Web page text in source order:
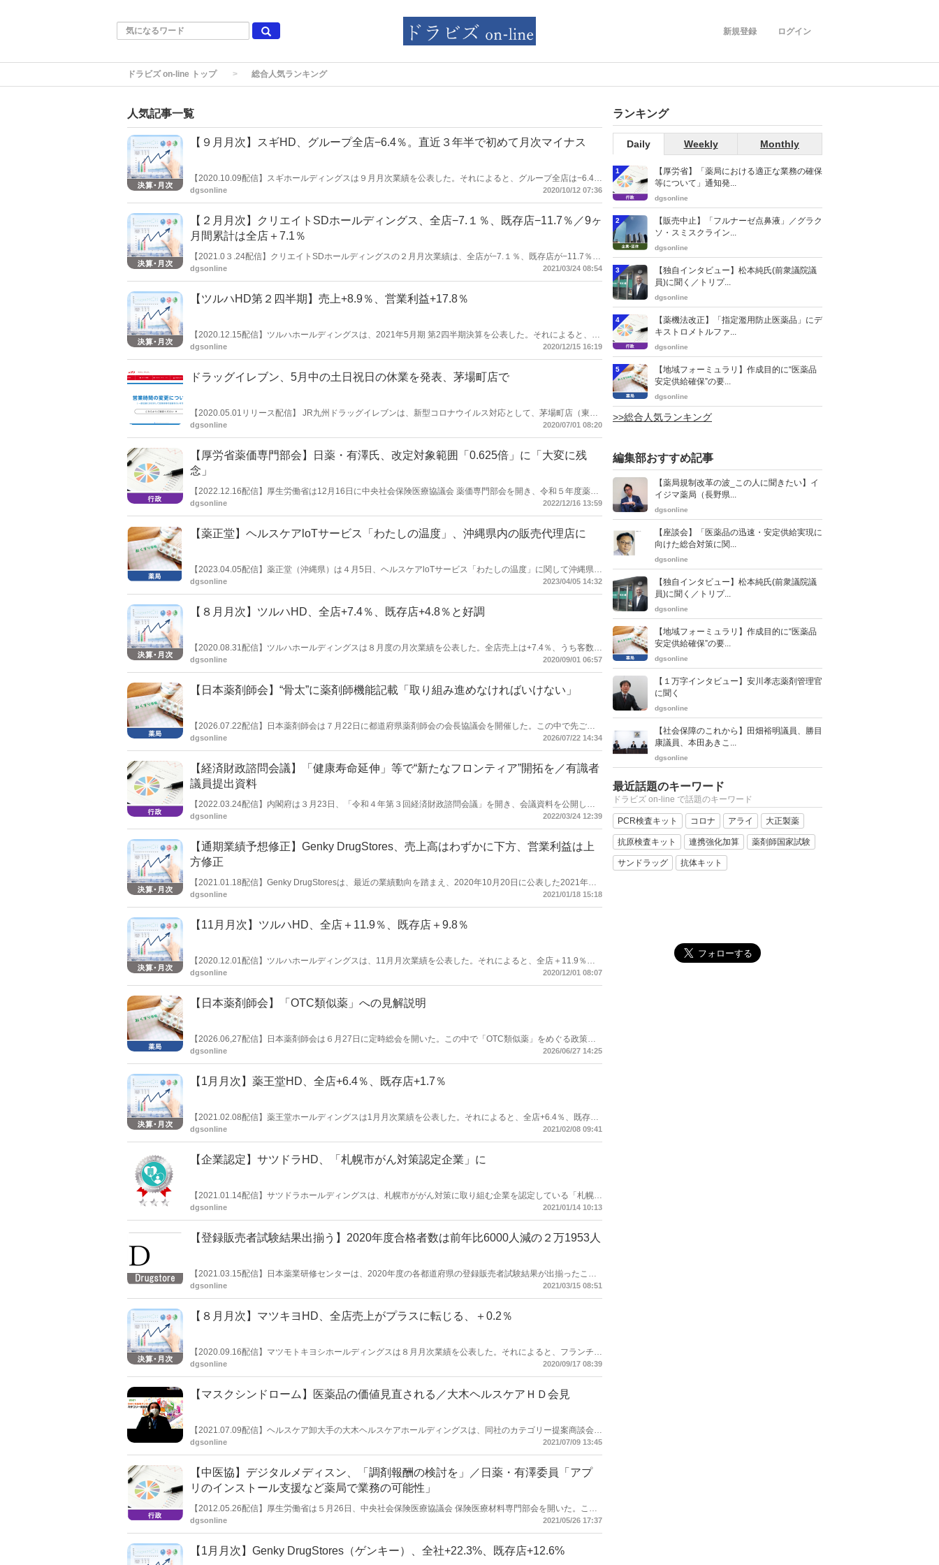
ログイン
新規登録
ドラビズ on-line トップ 総合人気ランキング
人気記事一覧
【９月月次】スギHD、グループ全店−6.4％。直近３年半で初めて月次マイナス
【2020.10.09配信】スギホールディングスは９月月次業績を公表した。それによると、グループ全店は−6.4％
とマイナスだった。月次業績公表が確認できる直近３年半で、グループ全店がマイナスになるのは初めて。そ
dgsonline 2020/10/12 07:36
【２月月次】クリエイトSDホールディングス、全店−7.１％、既存店−11.7％／9ヶ
月間累計は全店＋7.1％
【2021.0３.24配信】クリエイトSDホールディングスの２月月次業績は、全店が−7.１％、既存店が−11.7％だ
った。
dgsonline 2021/03/24 08:54
【ツルハHD第２四半期】売上+8.9％、営業利益+17.8％
【2020.12.15配信】ツルハホールディングスは、2021年5月期 第2四半期決算を公表した。それによると、売
上+8.9％、営業利益+17.8％など好調だった。期間は2020年5月16日～2020年11月15日。
dgsonline 2020/12/15 16:19
ドラッグイレブン、5月中の土日祝日の休業を発表、茅場町店で
【2020.05.01リリース配信】 JR九州ドラッグイレブンは、新型コロナウイルス対応として、茅場町店（東京
都江東区）において、５月中の土曜・日曜・祝日の休業を決めた。
dgsonline 2020/07/01 08:20
【厚労省薬価専門部会】日薬・有澤氏、改定対象範囲「0.625倍」に「大変に残
念」
【2022.12.16配信】厚生労働省は12月16日に中央社会保険医療協議会 薬価専門部会を開き、令和５年度薬価
改定の骨子案を示した。https://www.dgs-on-line.com/articles/1893 これに対し、日本薬剤師会理事の有澤賢
dgsonline 2022/12/16 13:59
【薬正堂】ヘルスケアloTサービス「わたしの温度」、沖縄県内の販売代理店に
【2023.04.05配信】薬正堂（沖縄県）は４月5日、ヘルスケアloTサービス「わたしの温度」に関して沖縄県内
における総代理店契約を締結し、販売を開始すると公表した。
dgsonline 2023/04/05 14:32
【８月月次】ツルハHD、全店+7.4％、既存店+4.8％と好調
【2020.08.31配信】ツルハホールディングスは８月度の月次業績を公表した。全店売上は+7.4％、うち客数が
+4.4％、客単価+2.9％。既存店売上は+4.8％、うち客数+0.5％、客単価+4.3％。期間は７月16日～～８月15
dgsonline 2020/09/01 06:57
【日本薬剤師会】“骨太”に薬剤師機能記載「取り組み進めなければいけない」
【2026.07.22配信】日本薬剤師会は７月22日に都道府県薬剤師会の会長協議会を開催した。この中で先ごろ
閣議決定した「骨太方針」の内容について説明。記載された薬局や薬剤師の機能強化について、「我々として
dgsonline 2026/07/22 14:34
【経済財政諮問会議】「健康寿命延伸」等で“新たなフロンティア”開拓を／有識者
議員提出資料
【2022.03.24配信】内閣府は３月23日、「令和４年第３回経済財政諮問会議」を開き、会議資料を公開し
た。民間有識者は提出資料の中でウクライナ情勢等でリスクが顕在化した場合の迅速なマクロ経済運営の必要
ては、「可処分所得と国内投資の拡大を同時に追求することにより、脱炭素や健康寿命延伸など我が国の社会
課題を解決し、新たなフロンティアを開拓すること」としている。
dgsonline 2022/03/24 12:39
【通期業績予想修正】Genky DrugStores、売上高はわずかに下方、営業利益は上
方修正
【2021.01.18配信】Genky DrugStoresは、最近の業績動向を踏まえ、2020年10月20日に公表した2021年６
月期第２四半期連結累計期間及び通期の連結業績予想を修正した。通期業績予想は前回公表値からの修正幅は
dgsonline 2021/01/18 15:18
【11月月次】ツルハHD、全店＋11.9％、既存店＋9.8％
【2020.12.01配信】ツルハホールディングスは、11月月次業績を公表した。それによると、全店＋11.9％、
既存店＋9.8％だった。期間は前月16日～当月15日まで。
dgsonline 2020/12/01 08:07
【日本薬剤師会】「OTC類似薬」への見解説明
【2026.06,27配信】日本薬剤師会は６月27日に定時総会を開いた。この中で「OTC類似薬」をめぐる政策へ
の見解を説明した。「OTC類似薬」をめぐっては今国会で改正健保法が成立。OTC薬に類似する医療用医薬品
dgsonline 2026/06/27 14:25
【1月月次】薬王堂HD、全店+6.4％、既存店+1.7％
【2021.02.08配信】薬王堂ホールディングスは1月月次業績を公表した。それによると、全店+6.4％、既存店
+1.7％だった。
dgsonline 2021/02/08 09:41
【企業認定】サツドラHD、「札幌市がん対策認定企業」に
【2021.01.14配信】サツドラホールディングスは、札幌市ががん対策に取り組む企業を認定している「札幌市
がん対策認定企業」の「プラチナクラス」に認定された。
dgsonline 2021/01/14 10:13
【登録販売者試験結果出揃う】2020年度合格者数は前年比6000人減の２万1953人
【2021.03.15配信】日本薬業研修センターは、2020年度の各都道府県の登録販売者試験結果が出揃ったこと
を受け、全国の受験者数・合格者数を集計した。それによると、2020年度合格者数は前年比6000人減の２万
dgsonline 2021/03/15 08:51
【８月月次】マツキヨHD、全店売上がプラスに転じる、＋0.2％
【2020.09.16配信】マツモトキヨシホールディングスは８月月次業績を公表した。それによると、フランチャ
イズを加えたHD全体小売り部門の８月の全店売上は＋0.2％と、３月以降続いていたマイナスからプラスに転
dgsonline 2020/09/17 08:39
【マスクシンドローム】医薬品の価値見直される／大木ヘルスケアＨＤ会見
【2021.07.09配信】ヘルスケア卸大手の大木ヘルスケアホールディングスは、同社のカテゴリー提案商談会を
開催するにあたり、７月９日に会見を開いた。この中で長期的なマスク着用によるさまざまな悩みを抱えるマ
dgsonline 2021/07/09 13:45
【中医協】デジタルメディスン、「調剤報酬の検討を」／日薬・有澤委員「アプ
リのインストール支援など薬局で業務の可能性」
【2012.05.26配信】厚生労働省は５月26日、中央社会保険医療協議会 保険医療材料専門部会を開いた。この
中で、日本薬剤師会常務理事の有澤賢二氏はプログラム医療機器に関して発言。「薬局の中でもインストール
dgsonline 2021/05/26 17:37
【1月月次】Genky DrugStores（ゲンキー）、全社+22.3%、既存店+12.6%
ランキング
Daily Weekly Monthly
1
【厚労省】「薬局における適正な業務の確保
等について」通知発...
dgsonline
2
【販売中止】「フルナーゼ点鼻液」／グラク
ソ・スミスクライン...
dgsonline
3
【独自インタビュー】松本純氏(前衆議院議
員)に聞く／トリプ...
dgsonline
4
【薬機法改正】「指定濫用防止医薬品」にデ
キストロメトルファ...
dgsonline
5
【地域フォーミュラリ】作成目的に“医薬品
安定供給確保”の要...
dgsonline
>>総合人気ランキング
編集部おすすめ記事
【薬局規制改革の波_この人に聞きたい】イ
イジマ薬局（長野県...
dgsonline
【座談会】「医薬品の迅速・安定供給実現に
向けた総合対策に関...
dgsonline
【独自インタビュー】松本純氏(前衆議院議
員)に聞く／トリプ...
dgsonline
【地域フォーミュラリ】作成目的に“医薬品
安定供給確保”の要...
dgsonline
【１万字インタビュー】安川孝志薬剤管理官
に聞く
dgsonline
【社会保障のこれから】田畑裕明議員、勝目
康議員、本田あきこ...
dgsonline
最近話題のキーワード
ドラビズ on-line で話題のキーワード
PCR検査キット コロナ アライ 大正製薬
抗原検査キット 連携強化加算 薬剤師国家試験
サンドラッグ 抗体キット